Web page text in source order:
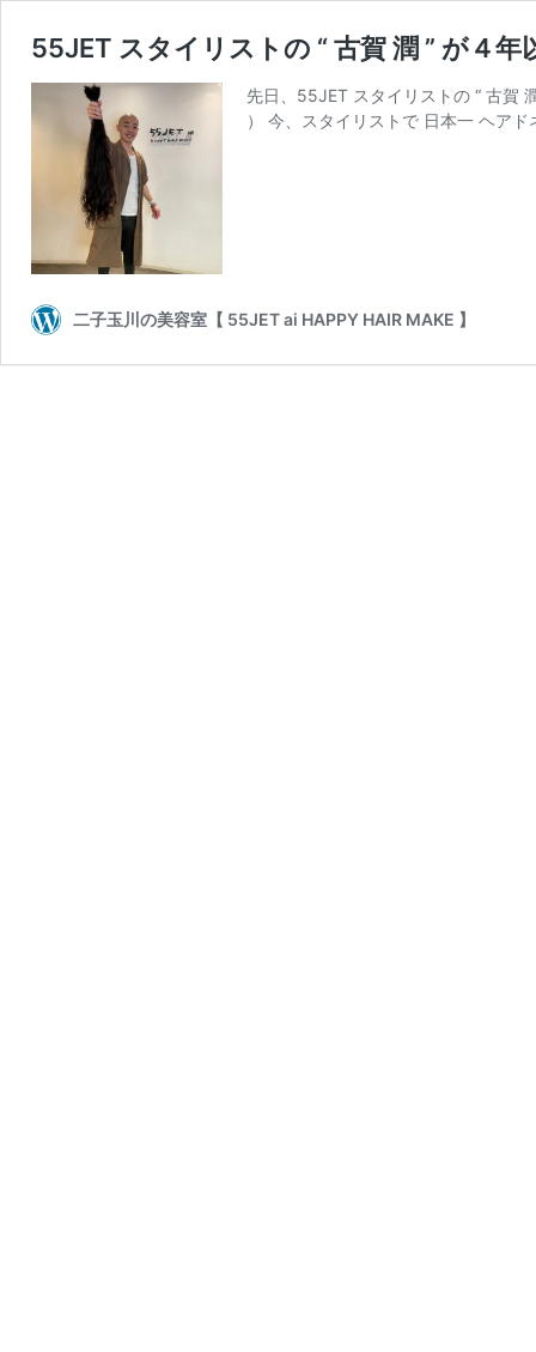
55JET スタイリストの “ 古賀 潤 ” が４
先日、55JET スタイリストの “ 古賀
） 今、スタイリストで 日本一 ヘア
二子玉川の美容室【 55JET ai HAPPY HAIR MAKE 】